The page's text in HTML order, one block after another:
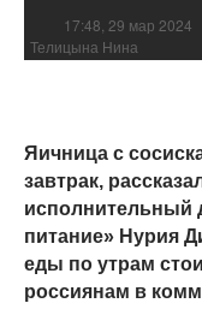
17:48, 29 мар 2024
Телицына Нина
Яичница с
завтрак,
исполнительный
питание» Нурия
еды по утрам
россиянам в